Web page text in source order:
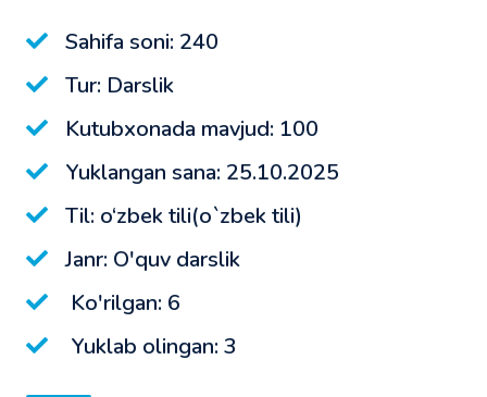
Sahifa soni: 240
Tur: Darslik
Kutubxonada mavjud: 100
Yuklangan sana: 25.10.2025
Til: o‘zbek tili(o`zbek tili)
Janr: O'quv darslik
Ko'rilgan: 6
Yuklab olingan: 3